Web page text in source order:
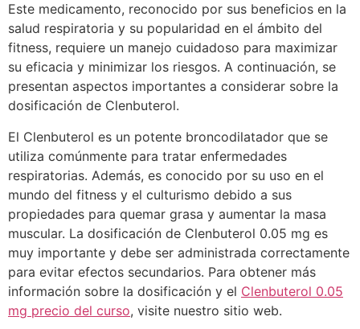
Este medicamento, reconocido por sus beneficios en la
salud respiratoria y su popularidad en el ámbito del
fitness, requiere un manejo cuidadoso para maximizar
su eficacia y minimizar los riesgos. A continuación, se
presentan aspectos importantes a considerar sobre la
dosificación de Clenbuterol.
El Clenbuterol es un potente broncodilatador que se
utiliza comúnmente para tratar enfermedades
respiratorias. Además, es conocido por su uso en el
mundo del fitness y el culturismo debido a sus
propiedades para quemar grasa y aumentar la masa
muscular. La dosificación de Clenbuterol 0.05 mg es
muy importante y debe ser administrada correctamente
para evitar efectos secundarios. Para obtener más
información sobre la dosificación y el Clenbuterol 0.05
mg precio del curso, visite nuestro sitio web.